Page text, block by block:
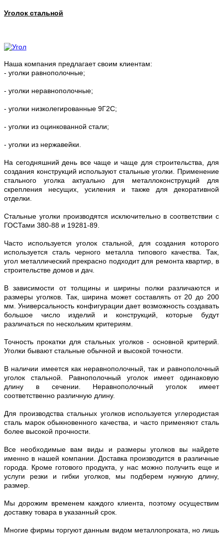
Уголок стальной
Наша компания предлагает своим клиентам:
- уголки равнополочные;
- уголки неравнополочные;
- уголки низколегированные 9Г2С;
- уголки из оцинкованной стали;
- уголки из нержавейки.
На сегодняшний день все чаще и чаще для строительства, для
создания конструкций используют стальные уголки. Применение
стального уголка актуально для металлоконструкций для
скрепления несущих, усиления и также для декоративной
отделки.
Стальные уголки производятся исключительно в соответствии с
ГОСТами 380-88 и 19281-89.
Часто используется уголок стальной, для создания которого
используется сталь черного металла типового качества. Так,
угол металлический прекрасно подходит для ремонта квартир, в
строительстве домов и дач.
В зависимости от толщины и ширины полки различаются и
размеры уголков. Так, ширина может составлять от 20 до 200
мм. Универсальность конфигурации дает возможность создавать
большое число изделий и конструкций, которые будут
различаться по нескольким критериям.
Точность прокатки для стальных уголков - основной критерий.
Уголки бывают стальные обычной и высокой точности.
В наличии имеется как неравнополочный, так и равнополочный
уголок стальной. Равнополочный уголок имеет одинаковую
длину в сечении. Неравнополочный уголок имеет
соответственно различную длину.
Для производства стальных уголков используется углеродистая
сталь марок обыкновенного качества, и часто применяют сталь
более высокой прочности.
Все необходимые вам виды и размеры уголков вы найдете
именно в нашей компании. Доставка производится в различные
города. Кроме готового продукта, у нас можно получить еще и
услуги резки и гибки уголков, мы подберем нужную длину,
размер.
Мы дорожим временем каждого клиента, поэтому осуществим
доставку товара в указанный срок.
Многие фирмы торгуют данным видом металлопроката, но лишь